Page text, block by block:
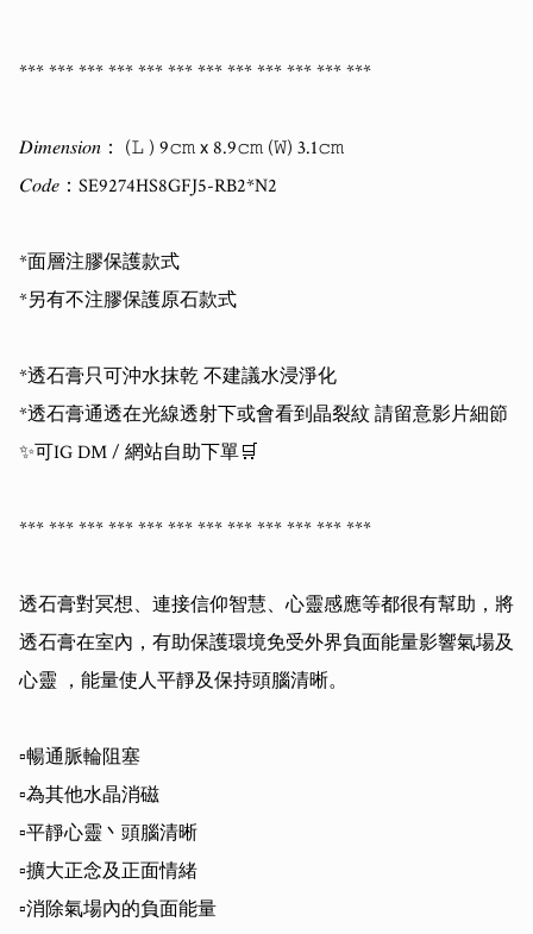
*** *** *** *** *** *** *** *** *** *** *** ***
𝐷𝑖𝑚𝑒𝑛𝑠𝑖𝑜𝑛： (𝙻 ) 9𝚌𝚖 𝗑 8.9𝚌𝚖 (𝚆) 3.1𝚌𝚖
𝐶𝑜𝑑𝑒：SE9274HS8GFJ5-RB2*N2
*面層注膠保護款式
*另有不注膠保護原石款式
*透石膏只可沖水抹乾 不建議水浸淨化
*透石膏通透在光線透射下或會看到晶裂紋 請留意影片細節
✨可IG DM / 網站自助下單🛒
*** *** *** *** *** *** *** *** *** *** *** ***
透石膏對冥想、連接信仰智慧、心靈感應等都很有幫助，將
透石膏在室內，有助保護環境免受外界負面能量影響氣場及
心靈 ，能量使人平靜及保持頭腦清晰。
▫️暢通脈輪阻塞
▫️為其他水晶消磁
▫️平靜心靈丶頭腦清晰
▫️擴大正念及正面情緒
▫️消除氣場內的負面能量